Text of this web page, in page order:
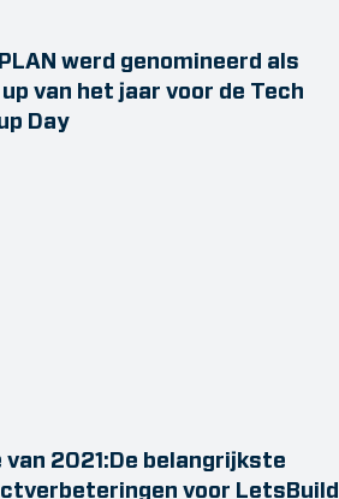
werd genomineerd als
van het jaar voor de Tech
Day
van 2021:De belangrijkste
voor LetsBuild